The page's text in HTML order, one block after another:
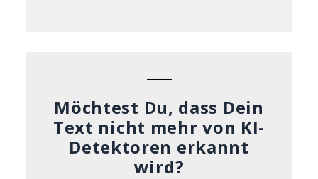
Möchtest Du, dass Dein
Text nicht mehr von KI-
Detektoren erkannt
wird?